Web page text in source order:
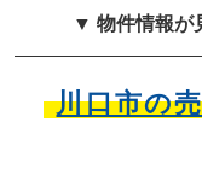
▼ 物件情報が
川口市の